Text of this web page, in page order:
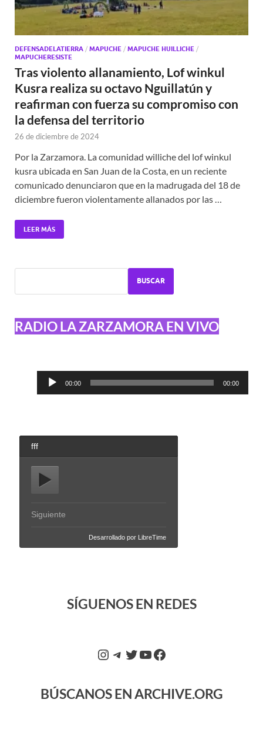
DEFENSADELATIERRA / MAPUCHE / MAPUCHE HUILLICHE /
MAPUCHERESISTE
Tras violento allanamiento, Lof winkul
Kusra realiza su octavo Nguillatún y
reafirman con fuerza su compromiso con
la defensa del territorio
26 de diciembre de 2024
Por la Zarzamora. La comunidad williche del lof winkul
kusra ubicada en San Juan de la Costa, en un reciente
comunicado denunciaron que en la madrugada del 18 de
diciembre fueron violentamente allanados por las …
LEER MÁS
BUSCAR
RADIO LA ZARZAMORA EN VIVO
Reproductor
00:00 00:00
SÍGUENOS EN REDES
BÚSCANOS EN ARCHIVE.ORG